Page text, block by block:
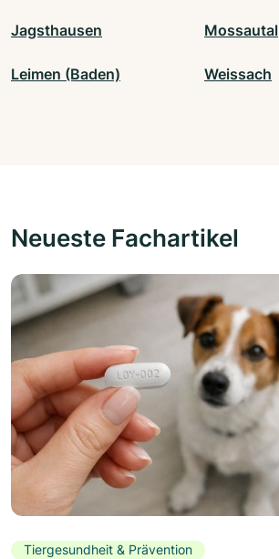
Jagsthausen Mossautal
Leimen (Baden) Weissach
Neueste Fachartikel
Tiergesundheit & Prävention